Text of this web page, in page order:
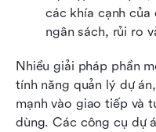
các khía cạnh của
ngân sách, rủi ro
Nhiều giải pháp phần
tính năng quản lý dự
mạnh vào giao tiếp và
dùng. Các công cụ dự